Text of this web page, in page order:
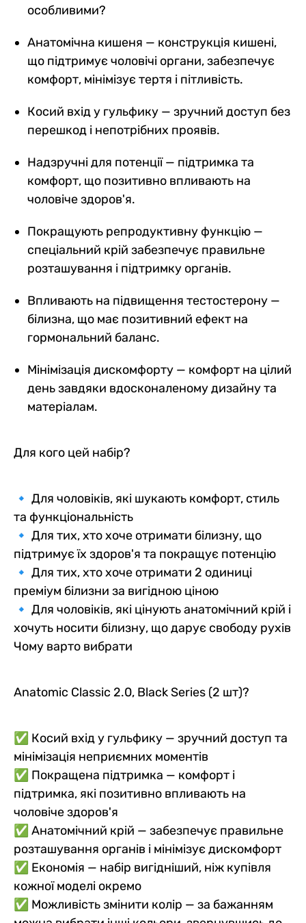
особливими?
Анатомічна кишеня — конструкція кишені,
що підтримує чоловічі органи, забезпечує
комфорт, мінімізує тертя і пітливість.
Косий вхід у гульфику — зручний доступ без
перешкод і непотрібних проявів.
Надзручні для потенції — підтримка та
комфорт, що позитивно впливають на
чоловіче здоров'я.
Покращують репродуктивну функцію —
спеціальний крій забезпечує правильне
розташування і підтримку органів.
Впливають на підвищення тестостерону —
білизна, що має позитивний ефект на
гормональний баланс.
Мінімізація дискомфорту — комфорт на цілий
день завдяки вдосконаленому дизайну та
матеріалам.
Для кого цей набір?
🔹 Для чоловіків, які шукають комфорт, стиль
та функціональність
🔹 Для тих, хто хоче отримати білизну, що
підтримує їх здоров'я та покращує потенцію
🔹 Для тих, хто хоче отримати 2 одиниці
преміум білизни за вигідною ціною
🔹 Для чоловіків, які цінують анатомічний крій і
хочуть носити білизну, що дарує свободу рухів
Чому варто вибрати
Anatomic Classic 2.0, Black Series (2 шт)?
✅ Косий вхід у гульфику — зручний доступ та
мінімізація неприємних моментів
✅ Покращена підтримка — комфорт і
підтримка, які позитивно впливають на
чоловіче здоров'я
✅ Анатомічний крій — забезпечує правильне
розташування органів і мінімізує дискомфорт
✅ Економія — набір вигідніший, ніж купівля
кожної моделі окремо
✅ Можливість змінити колір — за бажанням